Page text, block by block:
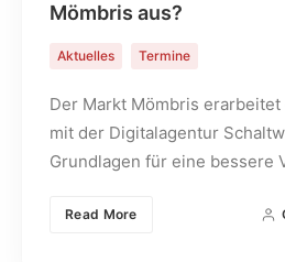
Mömbris aus?
Aktuelles Termine
Der Markt Mömbris
mit der Digitalagentur
Grundlagen für eine bessere
Read More